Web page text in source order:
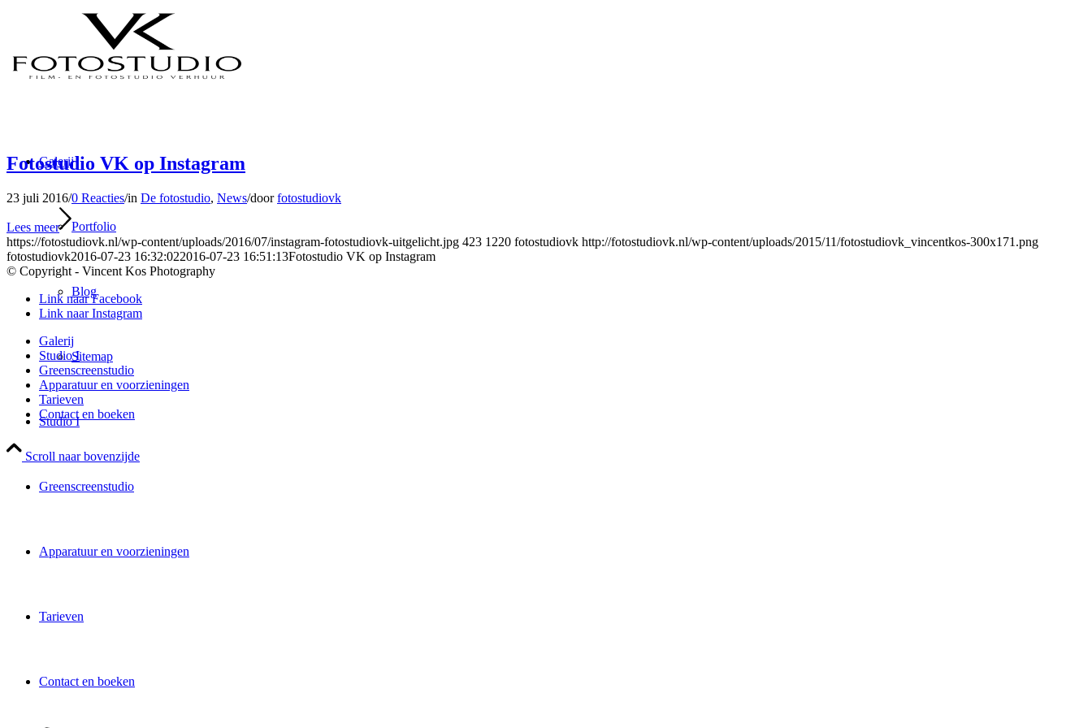
Galerij
Portfolio
Blog
Sitemap
Studio I
Greenscreenstudio
Apparatuur en voorzieningen
Tarieven
Contact en boeken
Fotostudio VK op Instagram
23 juli 2016/0 Reacties/in De fotostudio, News/doorfotostudiovk
Lees meer
https://fotostudiovk.nl/wp-content/uploads/2016/07/instagram-fotostudiovk-uitgelicht.jpg 423 1220 fotostudiovk http://fotostudiovk.nl/wp-content/uploads/2015/11/fotostudiovk_vincentkos-300x171.png
fotostudiovk2016-07-23 16:32:022016-07-23 16:51:13Fotostudio VK op Instagram
© Copyright - Vincent Kos Photography
Link naar Facebook
Link naar Instagram
Galerij
Studio I
Greenscreenstudio
Apparatuur en voorzieningen
Tarieven
Contact en boeken
Scroll naar bovenzijde